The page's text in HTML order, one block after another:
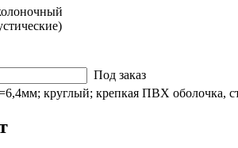
Под заказ
круглый; крепкая ПВХ оболочка,